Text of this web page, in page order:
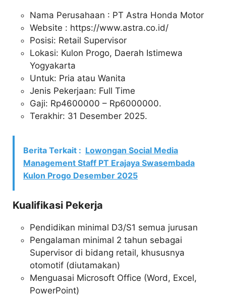
Nama Perusahaan : PT Astra Honda Motor
Website : https://www.astra.co.id/
Posisi: Retail Supervisor
Lokasi: Kulon Progo, Daerah Istimewa
Yogyakarta
Untuk: Pria atau Wanita
Jenis Pekerjaan: Full Time
Gaji: Rp4600000 – Rp6000000.
Terakhir: 31 Desember 2025.
Berita Terkait : Lowongan Social Media
Management Staff PT Erajaya Swasembada
Kulon Progo Desember 2025
Kualifikasi Pekerja
Pendidikan minimal D3/S1 semua jurusan
Pengalaman minimal 2 tahun sebagai
Supervisor di bidang retail, khususnya
otomotif (diutamakan)
Menguasai Microsoft Office (Word, Excel,
PowerPoint)